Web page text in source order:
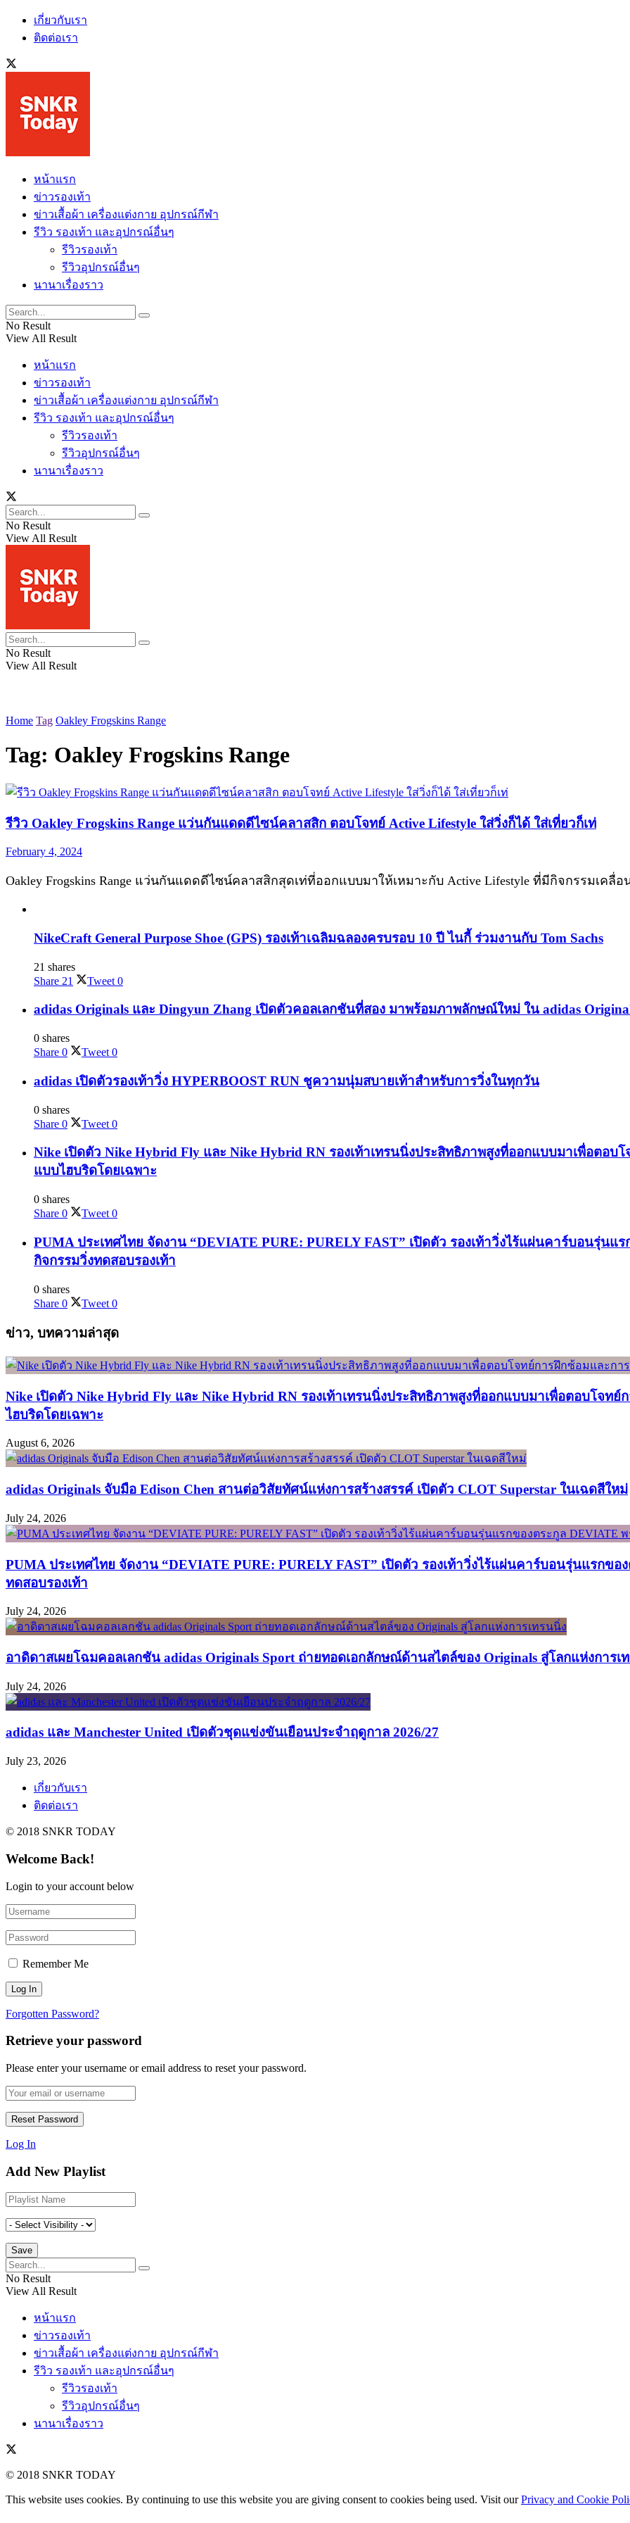
เกี่ยวกับเรา
ติดต่อเรา
หน้าแรก
ข่าวรองเท้า
ข่าวเสื้อผ้า เครื่องแต่งกาย อุปกรณ์กีฬา
รีวิว รองเท้า และอุปกรณ์อื่นๆ
รีวิวรองเท้า
รีวิวอุปกรณ์อื่นๆ
นานาเรื่องราว
No Result
View All Result
หน้าแรก
ข่าวรองเท้า
ข่าวเสื้อผ้า เครื่องแต่งกาย อุปกรณ์กีฬา
รีวิว รองเท้า และอุปกรณ์อื่นๆ
รีวิวรองเท้า
รีวิวอุปกรณ์อื่นๆ
นานาเรื่องราว
No Result
View All Result
No Result
View All Result
Home Tag Oakley Frogskins Range
Tag: Oakley Frogskins Range
รีวิว Oakley Frogskins Range แว่นกันแดดดีไซน์คลาสสิก ตอบโจทย์ Active Lifestyle ใส่วิ่งก็ได้ ใส่เที่ยวก็เท่
February 4, 2024
Oakley Frogskins Range แว่นกันแดดดีไซน์คลาสสิกสุดเท่ที่ออกแบบมาให้เหมาะกับ Active Lifestyle ที่มีกิจกรรมเคลื่อ
NikeCraft General Purpose Shoe (GPS) รองเท้าเฉลิมฉลองครบรอบ 10 ปี ไนกี้ ร่วมงานกับ Tom Sachs
21 shares
Share 21 Tweet 0
adidas Originals และ Dingyun Zhang เปิดตัวคอลเลกชันที่สอง มาพร้อมภาพลักษณ์ใหม่ ใน adidas
0 shares
Share 0 Tweet 0
adidas เปิดตัวรองเท้าวิ่ง HYPERBOOST RUN ชูความนุ่มสบายเท้าสำหรับการวิ่งในทุกวัน
0 shares
Share 0 Tweet 0
Nike เปิดตัว Nike Hybrid Fly และ Nike Hybrid RN รองเท้าเทรนนิ่งประสิทธิภาพสูงที่ออกแบบมาเพื่อตอ
แบบไฮบริดโดยเฉพาะ
0 shares
Share 0 Tweet 0
PUMA ประเทศไทย จัดงาน “DEVIATE PURE: PURELY FAST” เปิดตัว รองเท้าวิ่งไร้แผ่นคาร์บอนรุ่นแ
กิจกรรมวิ่งทดสอบรองเท้า
0 shares
Share 0 Tweet 0
ข่าว, บทความล่าสุด
Nike เปิดตัว Nike Hybrid Fly และ Nike Hybrid RN รองเท้าเทรนนิ่งประสิทธิภาพสูงที่ออกแบบมาเพื่อตอบโจท
ไฮบริดโดยเฉพาะ
August 6, 2026
adidas Originals จับมือ Edison Chen สานต่อวิสัยทัศน์แห่งการสร้างสรรค์ เปิดตัว CLOT Superstar ในเฉดสีใหม่
July 24, 2026
PUMA ประเทศไทย จัดงาน “DEVIATE PURE: PURELY FAST” เปิดตัว รองเท้าวิ่งไร้แผ่นคาร์บอนรุ่นแรกขอ
ทดสอบรองเท้า
July 24, 2026
อาดิดาสเผยโฉมคอลเลกชัน adidas Originals Sport ถ่ายทอดเอกลักษณ์ด้านสไตล์ของ Originals สู่โลกแห่งการเ
July 24, 2026
adidas และ Manchester United เปิดตัวชุดแข่งขันเยือนประจำฤดูกาล 2026/27
July 23, 2026
เกี่ยวกับเรา
ติดต่อเรา
© 2018 SNKR TODAY
Welcome Back!
Login to your account below
Remember Me
Forgotten Password?
Retrieve your password
Please enter your username or email address to reset your password.
Log In
Add New Playlist
No Result
View All Result
หน้าแรก
ข่าวรองเท้า
ข่าวเสื้อผ้า เครื่องแต่งกาย อุปกรณ์กีฬา
รีวิว รองเท้า และอุปกรณ์อื่นๆ
รีวิวรองเท้า
รีวิวอุปกรณ์อื่นๆ
นานาเรื่องราว
© 2018 SNKR TODAY
This website uses cookies. By continuing to use this website you are giving consent to cookies being used. Visit ourPrivacy and Cookie